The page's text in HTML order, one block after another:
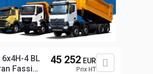
4 BL
Fassi
45 252 EUR
Prix HT